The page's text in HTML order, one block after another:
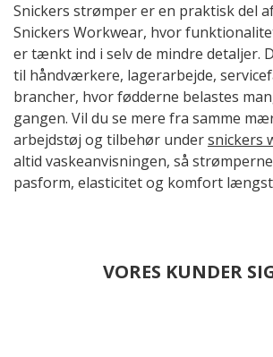
Snickers strømper er en praktisk del
Snickers Workwear, hvor
er tænkt ind i selv de mindre detaljer.
til håndværkere, lagerarbejde,
brancher, hvor fødderne belastes
gangen. Vil du se mere fra samme
arbejdstøj og tilbehør undersnickers
altid vaskeanvisningen, så
pasform, elasticitet og komfort
VORES KUNDER